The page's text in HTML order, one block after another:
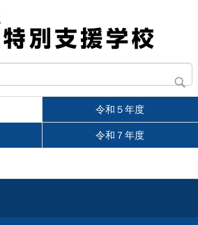
令和５年度
令和７年度